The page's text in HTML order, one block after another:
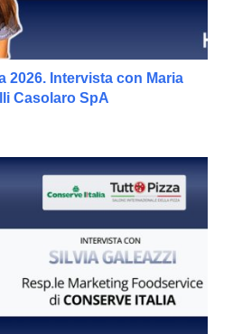
2026. Intervista con Maria
Casolaro SpA